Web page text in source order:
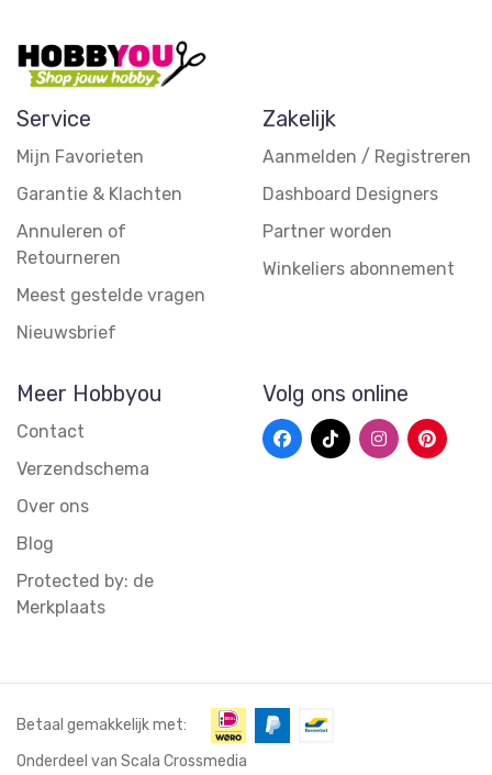
Service
Mijn Favorieten
Garantie & Klachten
Annuleren of
Retourneren
Meest gestelde vragen
Nieuwsbrief
Zakelijk
Aanmelden / Registreren
Dashboard Designers
Partner worden
Winkeliers abonnement
Meer Hobbyou
Contact
Verzendschema
Over ons
Blog
Protected by: de
Merkplaats
Volg ons online
Onderdeel van Scala Crossmedia
Betaal gemakkelijk met: